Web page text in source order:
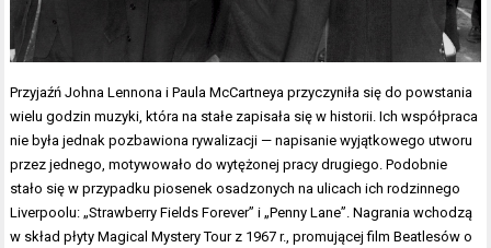
Przyjaźń Johna Lennona i Paula McCartneya przyczyniła się do powstania
wielu godzin muzyki, która na stałe zapisała się w historii. Ich współpraca
nie była jednak pozbawiona rywalizacji — napisanie wyjątkowego utworu
przez jednego, motywowało do wytężonej pracy drugiego. Podobnie
stało się w przypadku piosenek osadzonych na ulicach ich rodzinnego
Liverpoolu: „Strawberry Fields Forever” i „Penny Lane”. Nagrania wchodzą
w skład płyty Magical Mystery Tour z 1967 r., promującej film Beatlesów o